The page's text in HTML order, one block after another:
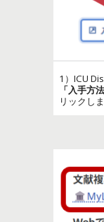
1）ICU
「入手
リックし